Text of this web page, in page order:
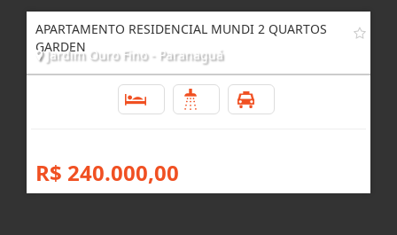
APARTAMENTO RESIDENCIAL MUNDI 2 QUARTOS
GARDEN
Jardim Ouro Fino - Paranaguá
R$ 240.000,00